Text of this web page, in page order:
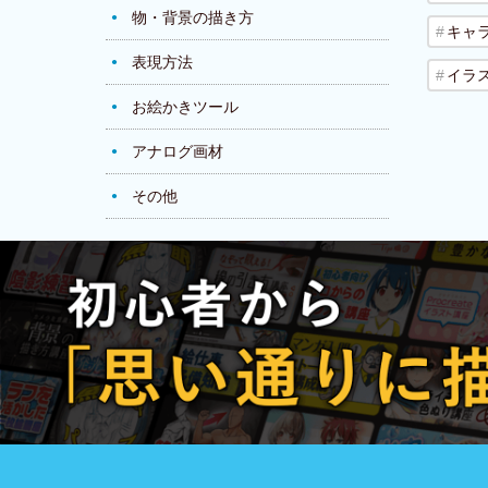
物・背景の描き方
表現方法
お絵かきツール
アナログ画材
その他
キャ
イラ